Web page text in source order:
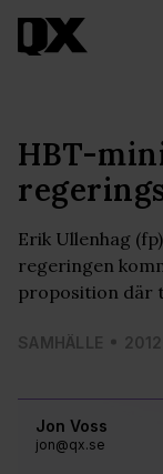
Jon Voss
jon@qx.se
HBT-
Erik Ullenhag
regeringen
proposition där
SAMHÄLLE